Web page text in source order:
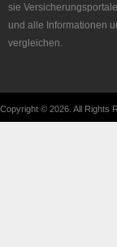
sie
und alle Informationen
vergleichen.
Copyright © 2026. All Rights